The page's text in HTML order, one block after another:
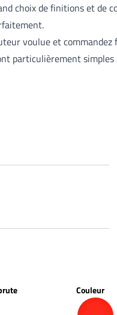
choix de finitions et de
voulue et commandez
particulièrement simples
Couleur